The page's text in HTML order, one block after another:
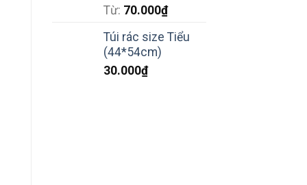
Từ: 70.000₫
Túi rác size Tiểu
(44*54cm)
30.000₫